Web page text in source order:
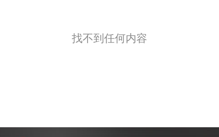
找不到任何内容